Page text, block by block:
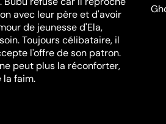
avec leur père et d'avoir
de jeunesse d'Ela,
Toujours célibataire, il
l'offre de son patron.
peut plus la réconforter,
la faim.